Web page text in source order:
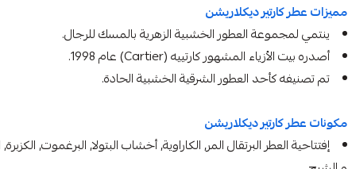
مميزات عطر كارتير ديكلاريشن
ينتمي لمجموعة العطور الخشبية الزهرية بالمسك للرجال.
أصدره بيت الأزياء المشهور كارتييه (Cartier) عام 1998.
تم تصنيفه كأحد العطور الشرقية الخشبية الحادة.
مكونات عطر كارتير ديكلاريشن
إفتتاحية العطر البرتقال المر, الكاراوية, أخشاب البتولا, البرغموت,